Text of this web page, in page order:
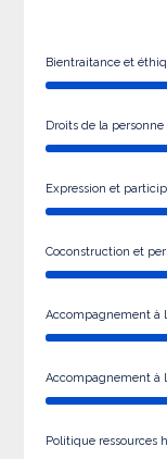
Bientraitance et
Droits de la
Expression et
Coconstruction et
Accompagnement à
Accompagnement à
Politique ressources